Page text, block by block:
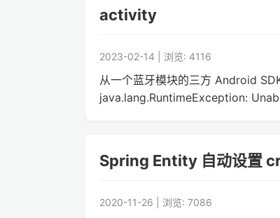
activity
2023-02-14 | 浏览: 4116
从一个蓝牙模块的三方 Android
java.lang.RuntimeException:
Spring Entity 自动设置
2020-11-26 | 浏览: 7086